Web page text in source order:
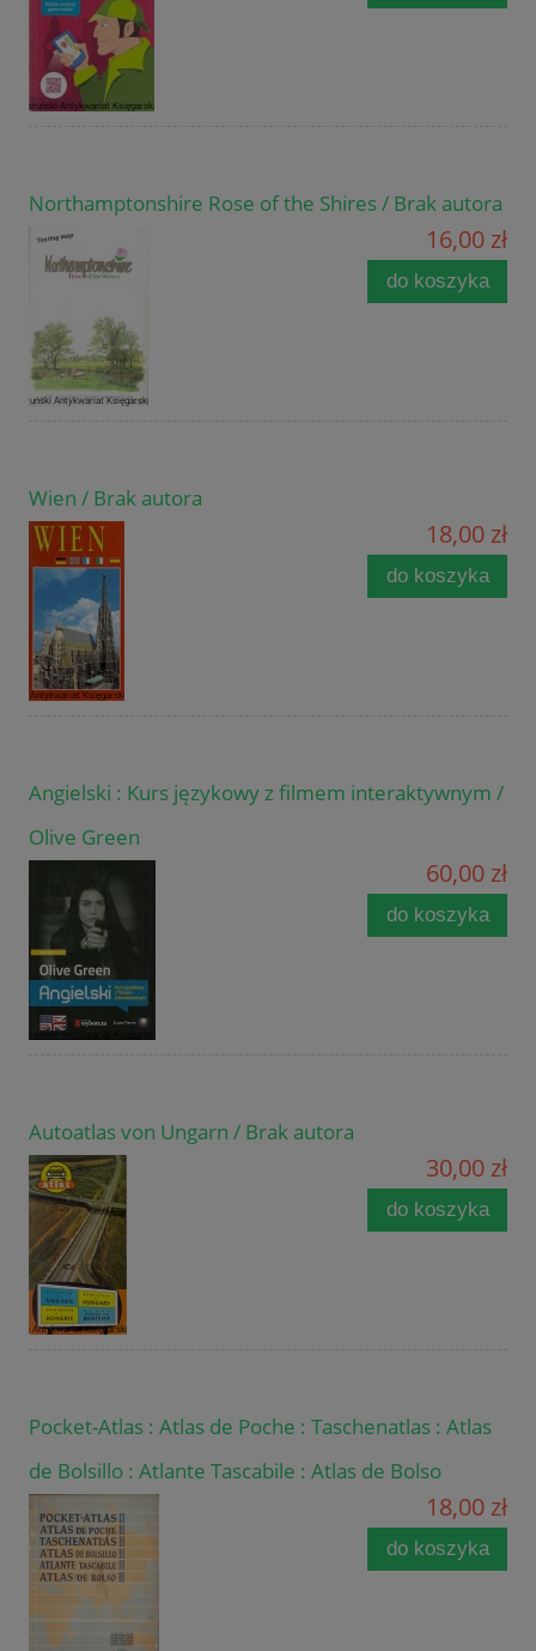
Northamptonshire Rose of the Shires / Brak autora
16,00 zł
do koszyka
Wien / Brak autora
18,00 zł
do koszyka
Angielski : Kurs językowy z filmem interaktywnym /
Olive Green
60,00 zł
do koszyka
Autoatlas von Ungarn / Brak autora
30,00 zł
do koszyka
Pocket-Atlas : Atlas de Poche : Taschenatlas : Atlas
de Bolsillo : Atlante Tascabile : Atlas de Bolso
18,00 zł
do koszyka